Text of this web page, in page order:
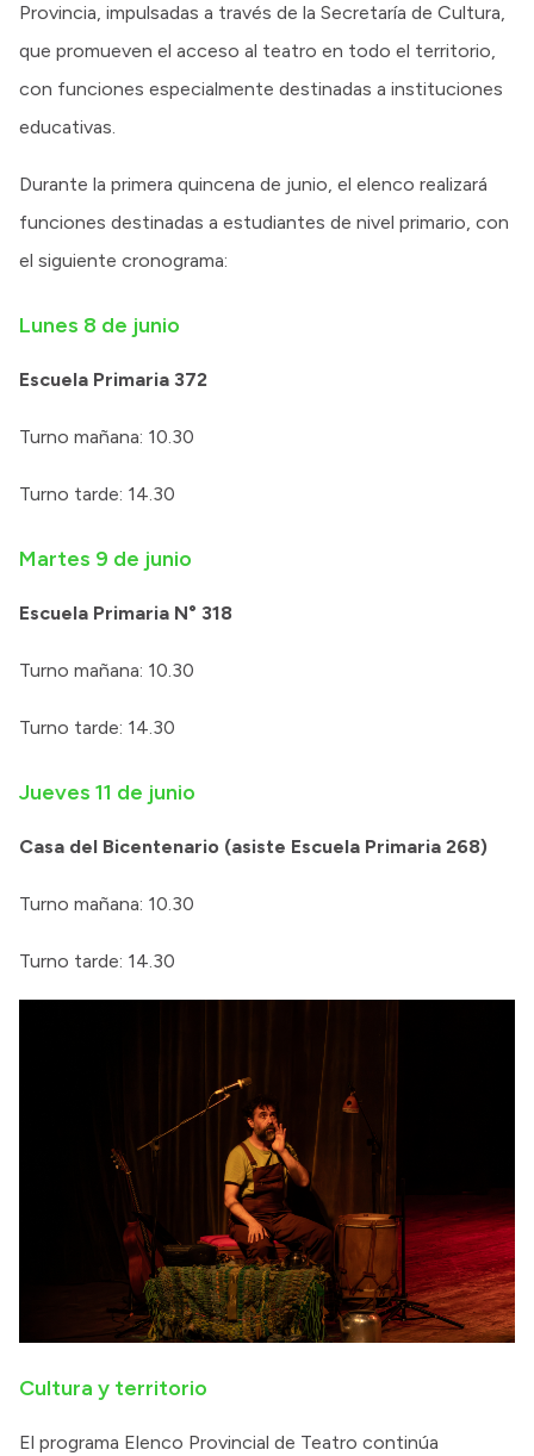
Provincia, impulsadas a través de la Secretaría de Cultura,
que promueven el acceso al teatro en todo el territorio,
con funciones especialmente destinadas a instituciones
educativas.
Durante la primera quincena de junio, el elenco realizará
funciones destinadas a estudiantes de nivel primario, con
el siguiente cronograma:
Lunes 8 de junio
Escuela Primaria 372
Turno mañana: 10.30
Turno tarde: 14.30
Martes 9 de junio
Escuela Primaria N° 318
Turno mañana: 10.30
Turno tarde: 14.30
Jueves 11 de junio
Casa del Bicentenario (asiste Escuela Primaria 268)
Turno mañana: 10.30
Turno tarde: 14.30
Cultura y territorio
El programa Elenco Provincial de Teatro continúa